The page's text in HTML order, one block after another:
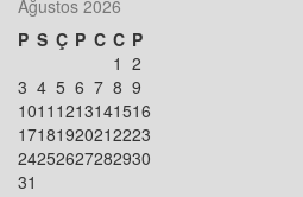
Ağustos 2026
P S Ç P C C P
1 2
3 4 5 6 7 8 9
1011 1213141516
17181920212223
24252627282930
31